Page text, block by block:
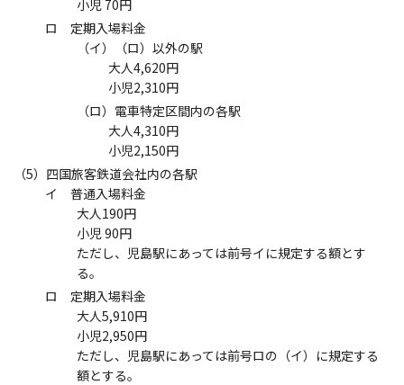
小児 70円
ロ 定期入場料金
（イ）（ロ）以外の駅
大人4,620円
小児2,310円
（ロ）電車特定区間内の各駅
大人4,310円
小児2,150円
（5）四国旅客鉄道会社内の各駅
イ 普通入場料金
大人190円
小児 90円
ただし、児島駅にあっては前号イに規定する額とす
る。
ロ 定期入場料金
大人5,910円
小児2,950円
ただし、児島駅にあっては前号ロの（イ）に規定する
額とする。